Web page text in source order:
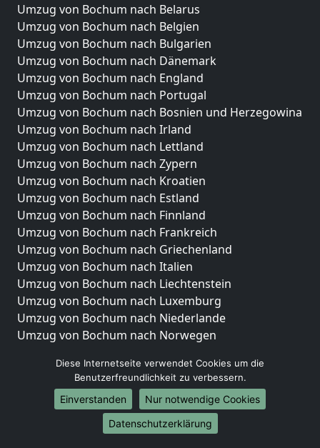
Umzug von Bochum nach Belarus
Umzug von Bochum nach Belgien
Umzug von Bochum nach Bulgarien
Umzug von Bochum nach Dänemark
Umzug von Bochum nach England
Umzug von Bochum nach Portugal
Umzug von Bochum nach Bosnien und Herzegowina
Umzug von Bochum nach Irland
Umzug von Bochum nach Lettland
Umzug von Bochum nach Zypern
Umzug von Bochum nach Kroatien
Umzug von Bochum nach Estland
Umzug von Bochum nach Finnland
Umzug von Bochum nach Frankreich
Umzug von Bochum nach Griechenland
Umzug von Bochum nach Italien
Umzug von Bochum nach Liechtenstein
Umzug von Bochum nach Luxemburg
Umzug von Bochum nach Niederlande
Umzug von Bochum nach Norwegen
Umzüge-Deutschlandweit
Umzug von Bochum nach Berlin
Umzug von Bochum nach Hamburg
Umzug von Bochum nach München
Umzug von Bochum nach Köln
Diese Internetseite verwendet Cookies um die
Benutzerfreundlichkeit zu verbessern.
Einverstanden
Nur notwendige Cookies
Datenschutzerklärung